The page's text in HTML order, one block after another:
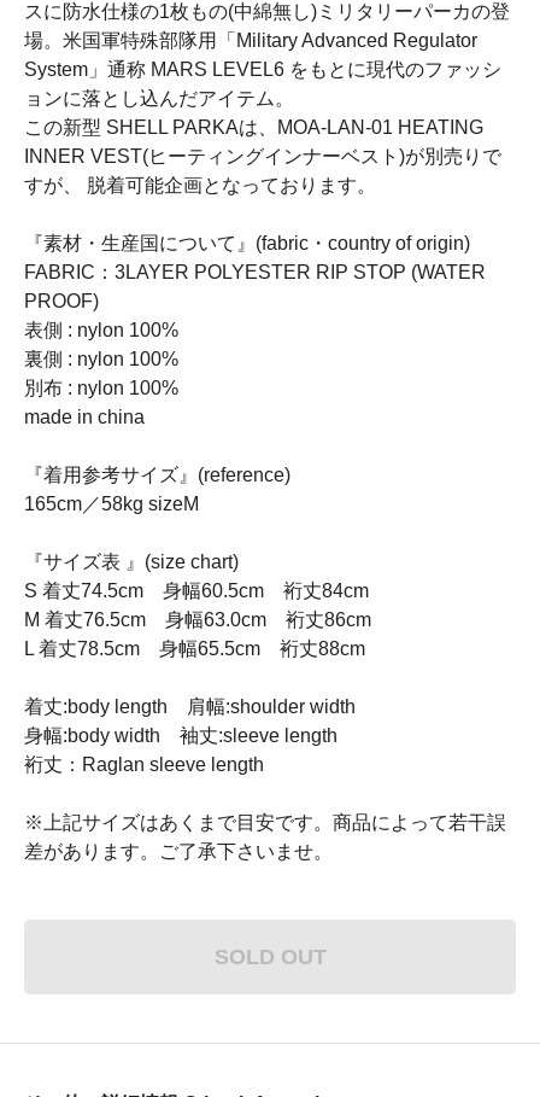
スに防水仕様の1枚もの(中綿無し)ミリタリーパーカの登
場。米国軍特殊部隊用「Military Advanced Regulator
System」通称 MARS LEVEL6 をもとに現代のファッシ
ョンに落とし込んだアイテム。
この新型 SHELL PARKAは、MOA-LAN-01 HEATING
INNER VEST(ヒーティングインナーベスト)が別売りで
すが、 脱着可能企画となっております。
『素材・生産国について』(fabric・country of origin)
FABRIC：3LAYER POLYESTER RIP STOP (WATER
PROOF)
表側 : nylon 100%
裏側 : nylon 100%
別布 : nylon 100%
made in china
『着用参考サイズ』(reference)
165cm／58kg sizeM
『サイズ表 』(size chart)
S 着丈74.5cm 身幅60.5cm 裄丈84cm
M 着丈76.5cm 身幅63.0cm 裄丈86cm
L 着丈78.5cm 身幅65.5cm 裄丈88cm
着丈:body length 肩幅:shoulder width
身幅:body width 袖丈:sleeve length
裄丈：Raglan sleeve length
※上記サイズはあくまで目安です。商品によって若干誤
差があります。ご了承下さいませ。
SOLD OUT